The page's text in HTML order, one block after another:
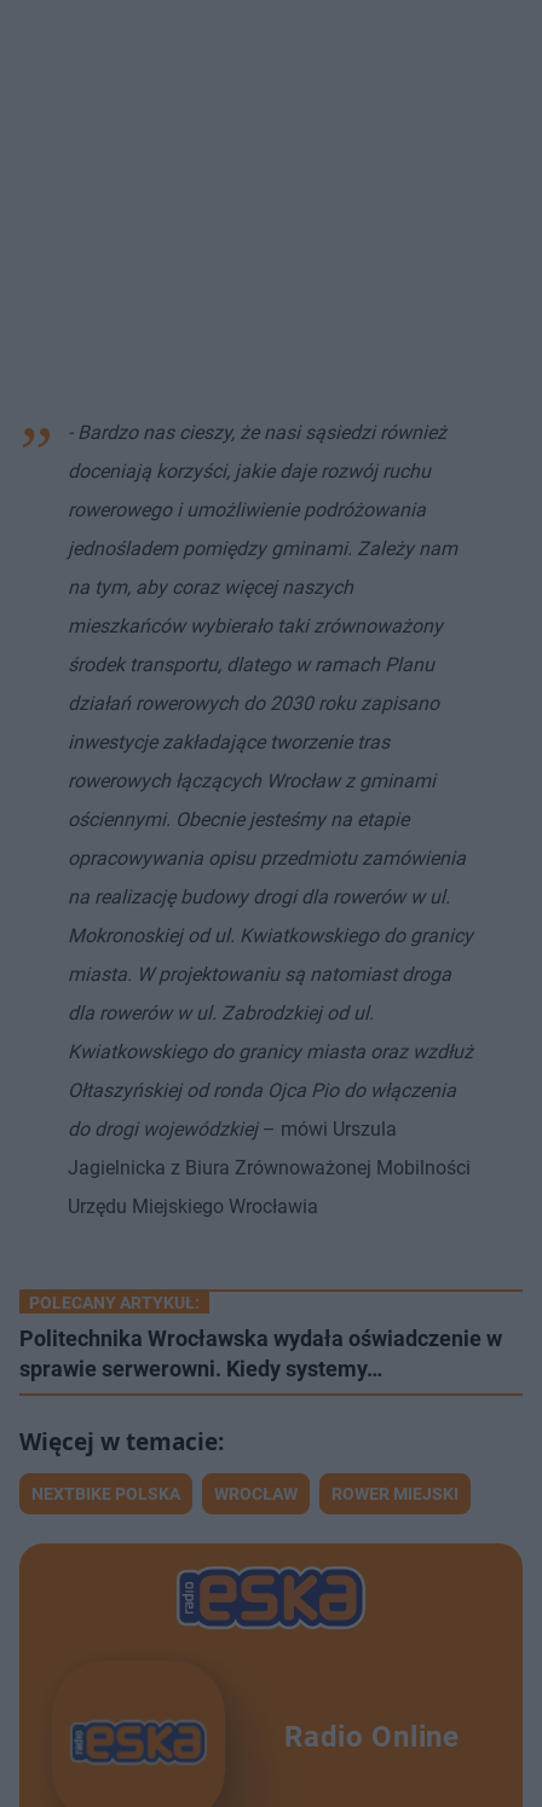
- Bardzo nas cieszy, że nasi sąsiedzi również
doceniają korzyści, jakie daje rozwój ruchu
rowerowego i umożliwienie podróżowania
jednośladem pomiędzy gminami. Zależy nam
na tym, aby coraz więcej naszych
mieszkańców wybierało taki zrównoważony
środek transportu, dlatego w ramach Planu
działań rowerowych do 2030 roku zapisano
inwestycje zakładające tworzenie tras
rowerowych łączących Wrocław z gminami
ościennymi. Obecnie jesteśmy na etapie
opracowywania opisu przedmiotu zamówienia
na realizację budowy drogi dla rowerów w ul.
Mokronoskiej od ul. Kwiatkowskiego do granicy
miasta. W projektowaniu są natomiast droga
dla rowerów w ul. Zabrodzkiej od ul.
Kwiatkowskiego do granicy miasta oraz wzdłuż
Ołtaszyńskiej od ronda Ojca Pio do włączenia
do drogi wojewódzkiej– mówi Urszula
Jagielnicka z Biura Zrównoważonej Mobilności
Urzędu Miejskiego Wrocławia
POLECANY ARTYKUŁ:
Politechnika Wrocławska wydała oświadczenie w
sprawie serwerowni. Kiedy systemy…
NEXTBIKE POLSKA WROCŁAW ROWER MIEJSKI
Radio Online